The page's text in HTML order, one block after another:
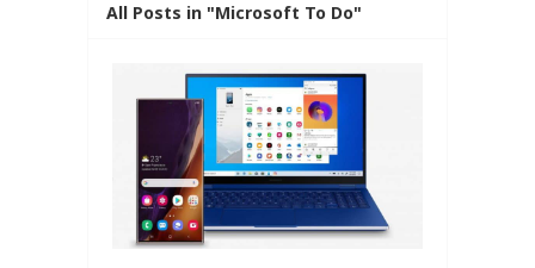
All Posts in "Microsoft To Do"